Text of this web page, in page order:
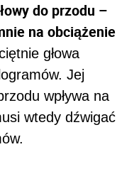
do przodu –
na obciążenie
głowa
Jej
wpływa na
wtedy dźwigać